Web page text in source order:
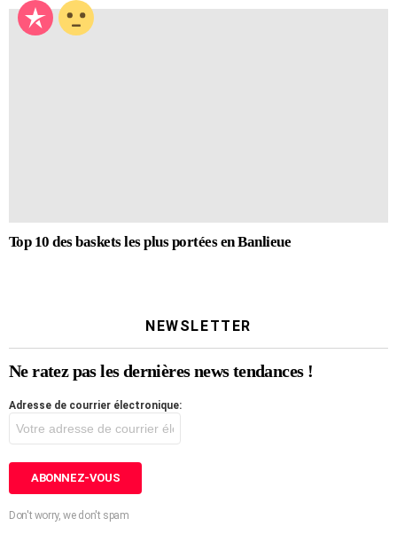
Top 10 des baskets les plus portées en Banlieue
NEWSLETTER
Ne ratez pas les dernières news tendances !
Adresse de courrier électronique:
Don't worry, we don't spam